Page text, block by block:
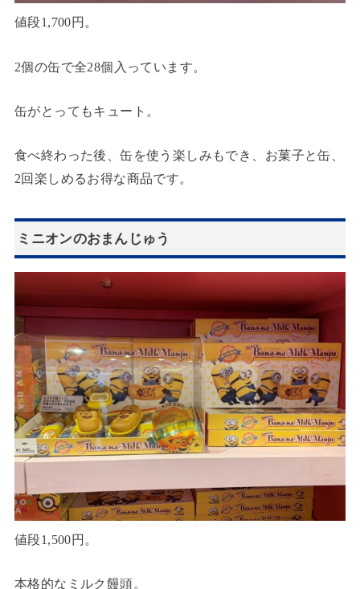
値段1,700円。
2個の缶で全28個入っています。
缶がとってもキュート。
食べ終わった後、缶を使う楽しみもでき、お菓子と缶、
2回楽しめるお得な商品です。
ミニオンのおまんじゅう
値段1,500円。
本格的なミルク饅頭。